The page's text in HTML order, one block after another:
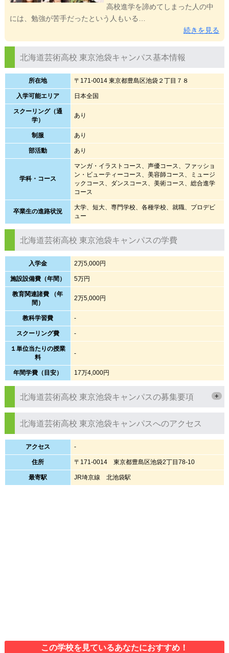
高校進学を諦めてしまった人の中
には、勉強が苦手だったという人もいる…
続きを見る
北海道芸術高校 東京池袋キャンパス基本情報
所在地 〒171-0014 東京都豊島区池袋２丁目７８
入学可能エリア 日本全国
スクーリング（通
学）
あり
制服 あり
部活動 あり
学科・コース
マンガ・イラストコース、声優コース、ファッショ
ン・ビューティーコース、美容師コース、ミュージ
ックコース、ダンスコース、美術コース、総合進学
コース
卒業生の進路状況
大学、短大、専門学校、各種学校、就職、プロデビ
ュー
北海道芸術高校 東京池袋キャンパスの学費
入学金 2万5,000円
施設設備費（年間） 5万円
教育関連諸費 （年
間）
2万5,000円
教科学習費 -
スクーリング費 -
１単位当たりの授業
料
-
年間学費（目安） 17万4,000円
北海道芸術高校 東京池袋キャンパスの募集要項 +
北海道芸術高校 東京池袋キャンパスへのアクセス
アクセス -
住所 〒171-0014 東京都豊島区池袋2丁目78-10
最寄駅 JR埼京線 北池袋駅
この学校を見ているあなたにおすすめ！